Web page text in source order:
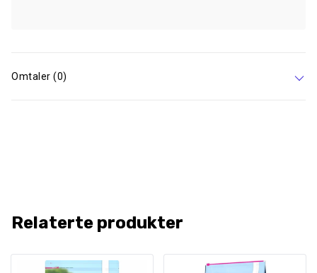
Omtaler (0)
Relaterte produkter